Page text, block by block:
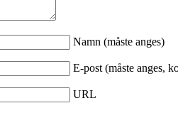
Namn (måste anges)
E-post (måste anges,
URL